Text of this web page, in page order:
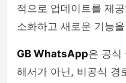
적으로 업데이트를 제
소화하고 새로운 기능
GB WhatsApp은 공식
해서가 아닌, 비공식 경